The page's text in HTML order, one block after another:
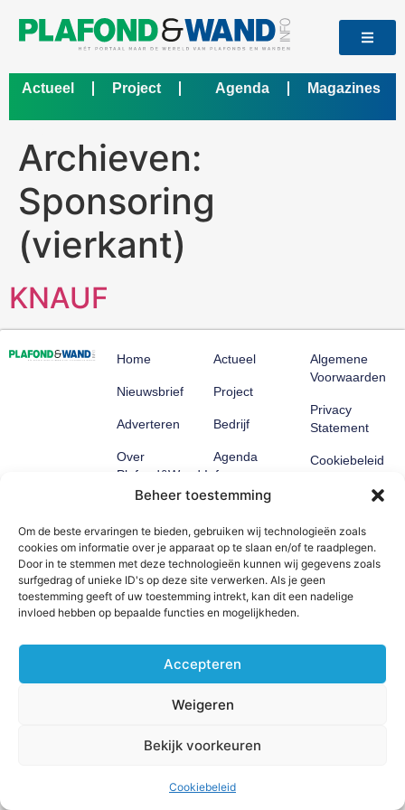
Beheer toestemming
Om de beste ervaringen te bieden, gebruiken wij technologieën zoals
cookies om informatie over je apparaat op te slaan en/of te raadplegen.
Door in te stemmen met deze technologieën kunnen wij gegevens zoals
surfgedrag of unieke ID's op deze site verwerken. Als je geen
toestemming geeft of uw toestemming intrekt, kan dit een nadelige
invloed hebben op bepaalde functies en mogelijkheden.
Accepteren
Weigeren
Bekijk voorkeuren
Cookiebeleid
Actueel Project Agenda Magazines
Archieven:
Sponsoring
(vierkant)
KNAUF
Home
Nieuwsbrief
Adverteren
Over
Plafond&Wand.info
Actueel
Project
Bedrijf
Agenda
Magazines
Algemene
Voorwaarden
Privacy
Statement
Cookiebeleid
© 2026 Plafond&Wand.info. Alle rechten voorbehouden.
Website door: Jemlix